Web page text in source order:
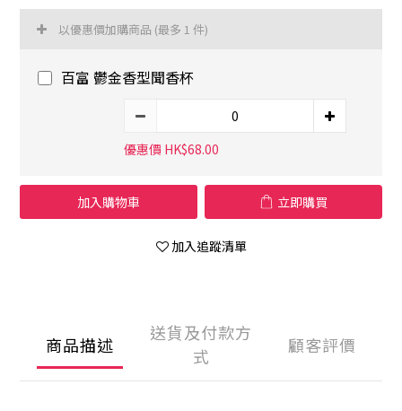
以優惠價加購商品 (最多 1 件)
百富 鬱金香型聞香杯
優惠價 HK$68.00
加入購物車 立即購買
加入追蹤清單
商品描述
送貨及付款方
式
顧客評價